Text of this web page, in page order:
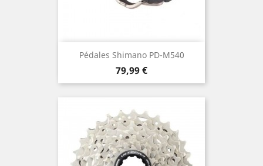
Pédales Shimano PD-M540
Prix
79,99 €